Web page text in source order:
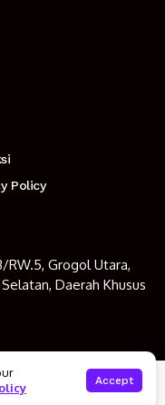
Policy
RW.5, Grogol Utara,
Daerah Khusus
Accept